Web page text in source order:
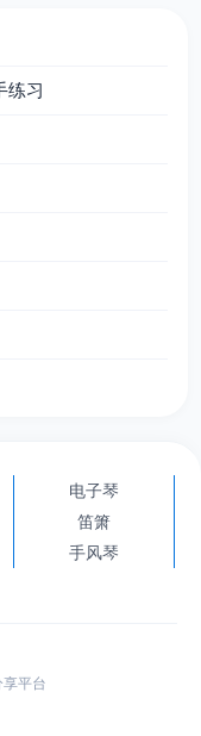
练习
电子琴
笛箫
手风琴
平台